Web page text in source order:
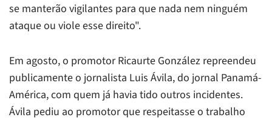
se manterão vigilantes para que nada nem ninguém
ataque ou viole esse direito".
Em agosto, o promotor Ricaurte González repreendeu
publicamente o jornalista Luis Ávila, do jornal Panamá-
América, com quem já havia tido outros incidentes.
Ávila pediu ao promotor que respeitasse o trabalho